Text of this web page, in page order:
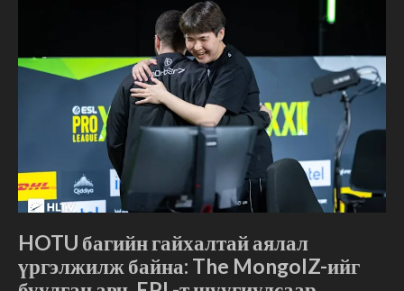
HOTU багийн гайхалтай аялал
үргэлжилж байна: The MongolZ-ийг